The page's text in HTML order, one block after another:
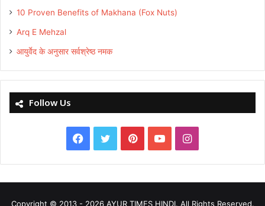
10 Proven Benefits of Makhana (Fox Nuts)
Arq E Mehzal
आयुर्वेद के अनुसार सर्वश्रेष्ठ नमक
Follow Us
Facebook
TwitterPinterestYouTubeInstagram
Copyright © 2013 - 2026 AYUR TIMES HINDI. All Rights Reserved.